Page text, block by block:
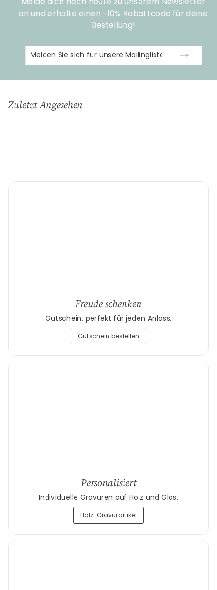
an und erhalte einen -10% Rabattcode für deine
Bestellung!
Melden
Sie
für
Abonnieren
Zuletzt Angesehen
Freude schenken
Gutschein, perfekt für jeden Anlass.
Gutschein bestellen
Personalisiert
Individuelle Gravuren auf Holz und Glas.
Holz-Gravurartikel